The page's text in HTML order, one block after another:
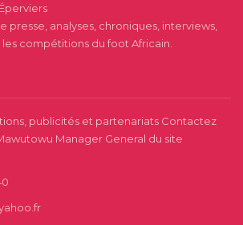
presse, analyses, chroniques, interviews,
compétitions du foot Africain.
publicités et partenariats Contactez
Manager General du site